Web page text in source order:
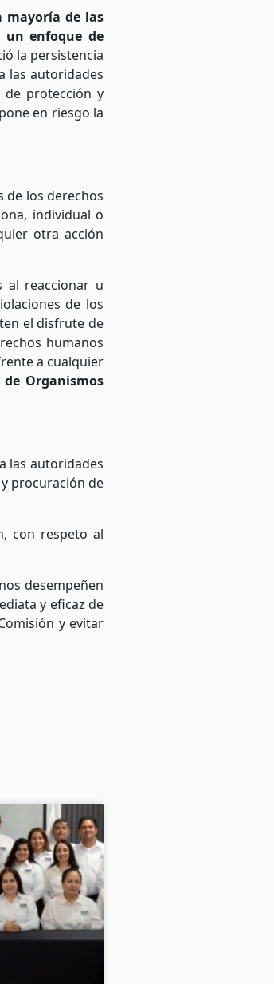
mayoría de las
un enfoque de
la persistencia
las autoridades
de protección y
en riesgo la
de los derechos
individual o
otra acción
al reaccionar u
de los
el disfrute de
humanos
a cualquier
Organismos
las autoridades
procuración de
con respeto al
desempeñen
y eficaz de
y evitar